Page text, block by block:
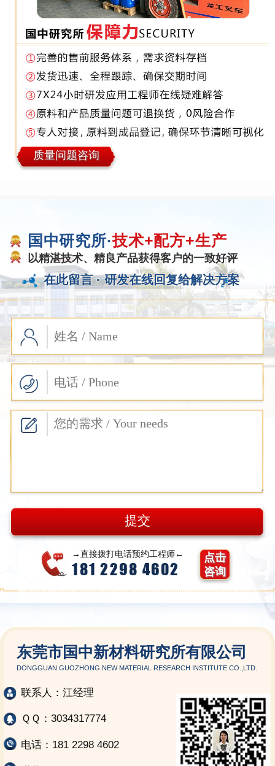
质量问题咨询
国中研究所·技术+配方+生产
以精湛技术、精良产品获得客户的一致好评
在此留言 · 研发在线回复给解决方案
→直接拨打电话预约工程师←
181 2298 4602
点击
咨询
东莞市国中新材料研究所有限公司
DONGGUAN GUOZHONG NEW MATERIAL RESEARCH INSTITUTE CO.,LTD.
联系人：江经理
ＱＱ：3034317774
电话：181 2298 4602